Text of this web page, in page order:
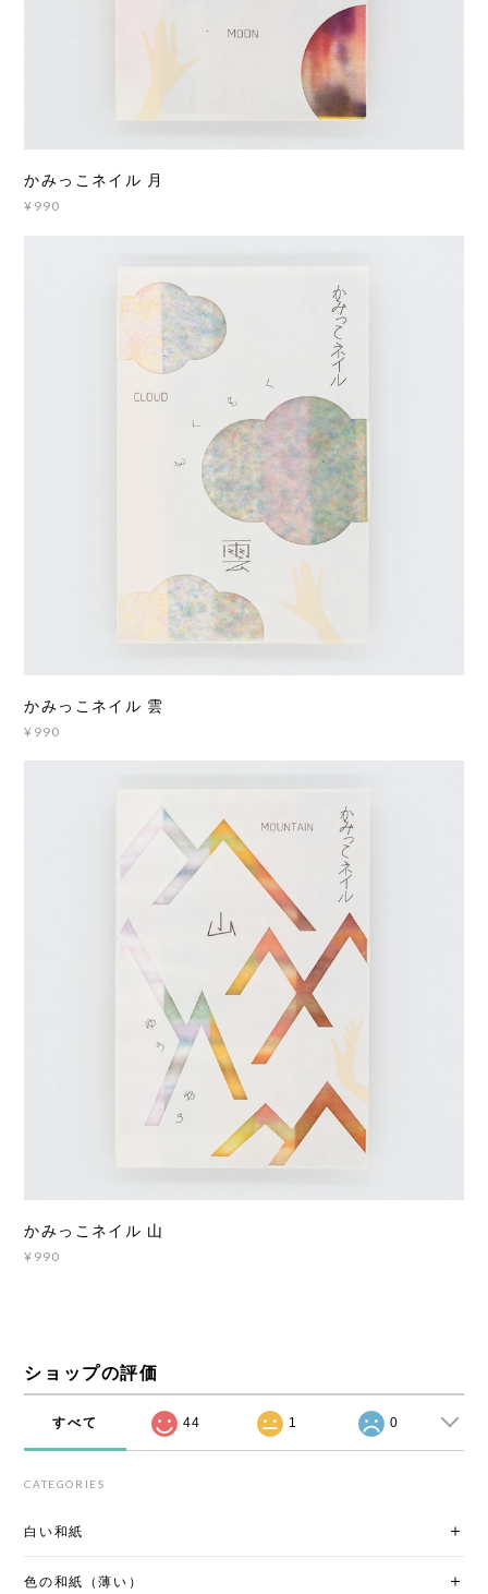
かみっこネイル 月
¥990
かみっこネイル 雲
¥990
かみっこネイル 山
¥990
ショップの評価
すべて 44 1 0
CATEGORIES
白い和紙
色の和紙（薄い）